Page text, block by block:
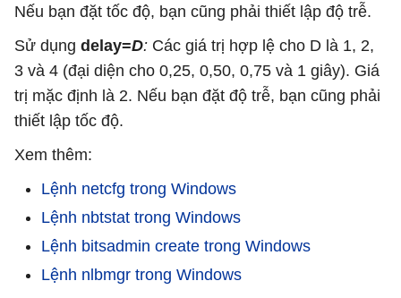
Nếu bạn đặt tốc độ, bạn cũng phải thiết lập độ trễ.
Sử dụng delay=D: Các giá trị hợp lệ cho D là 1, 2,
3 và 4 (đại diện cho 0,25, 0,50, 0,75 và 1 giây). Giá
trị mặc định là 2. Nếu bạn đặt độ trễ, bạn cũng phải
thiết lập tốc độ.
Xem thêm:
Lệnh netcfg trong Windows
Lệnh nbtstat trong Windows
Lệnh bitsadmin create trong Windows
Lệnh nlbmgr trong Windows